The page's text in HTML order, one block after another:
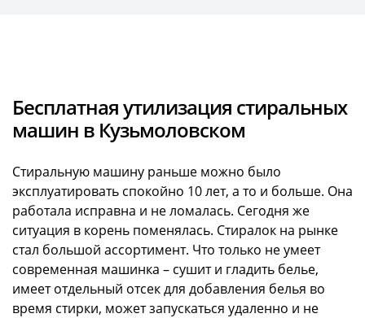
Бесплатная утилизация стиральных
машин в Кузьмоловском
Стиральную машину раньше можно было
эксплуатировать спокойно 10 лет, а то и больше. Она
работала исправна и не ломалась. Сегодня же
ситуация в корень поменялась. Стиралок на рынке
стал большой ассортимент. Что только не умеет
современная машинка – сушит и гладить белье,
имеет отдельный отсек для добавления белья во
время стирки, может запускаться удаленно и не